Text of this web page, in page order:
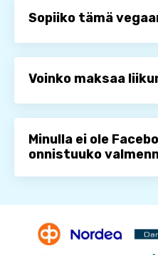
Sopiiko tämä
Voinko maksaa
Minulla ei ole
onnistuuko